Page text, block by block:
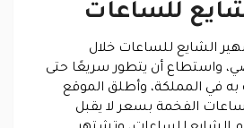
للساعات
الشايع للساعات خلال
واستطاع أن يتطور سريعًا حتى
به في المملكة، وأطلق الموقع
الفخمة بسعر لا يقبل